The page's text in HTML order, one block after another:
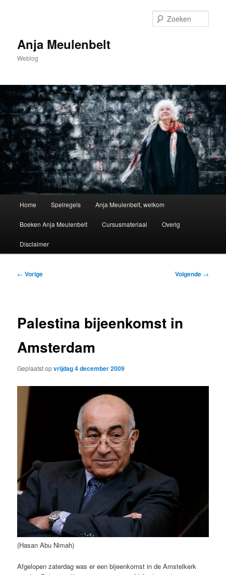
inhoudAnja Meulenbelt
Weblog
Home Spelregels Anja Meulenbelt, welkom
Boeken Anja Meulenbelt Cursusmateriaal Overig
Disclaimer
Bericht
← Vorige Volgende →
Palestina bijeenkomst in
Amsterdam
Geplaatst opvrijdag 4 december 2009
(Hasan Abu Nimah)
Afgelopen zaterdag was er een bijeenkomst in de Amstelkerk